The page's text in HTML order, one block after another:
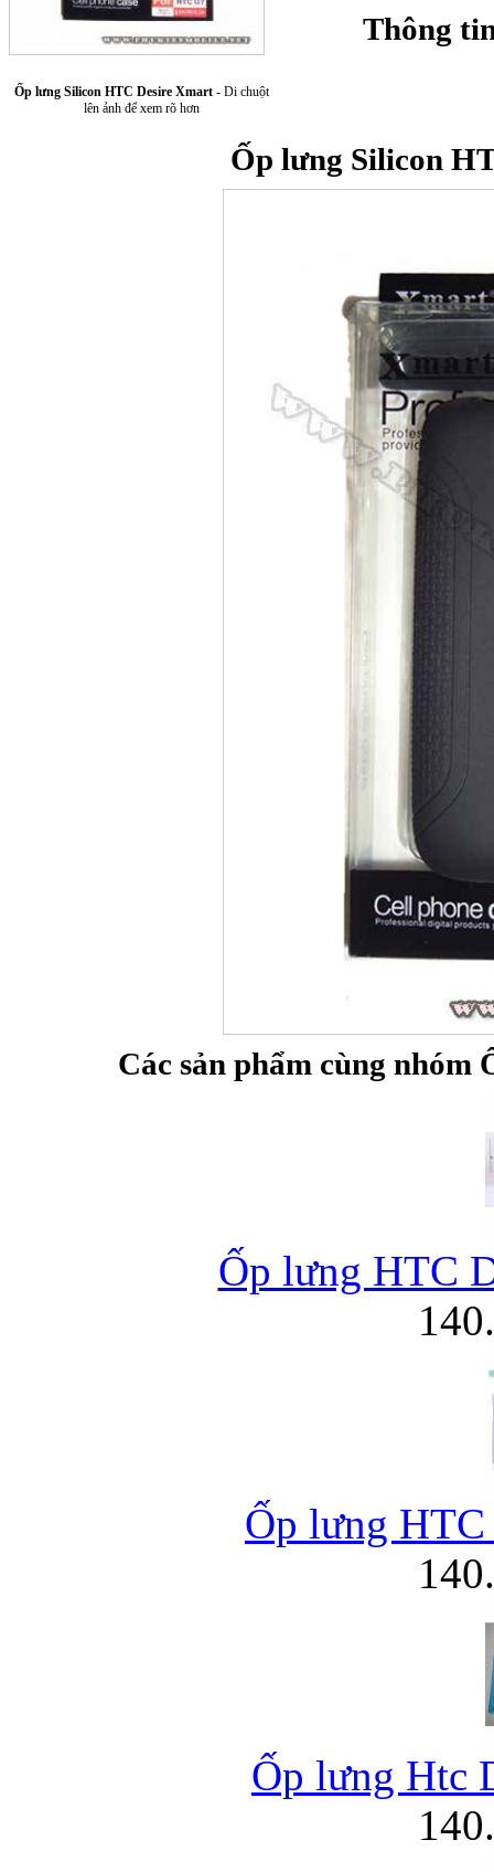
Ốp lưng Sony
Bao da samsung
Bao da Samsung
Ốp lưng iPhone
Bao da iPhone 5
Túi đựng
Bao da Samsung
Ốp lưng Silicon HTC Desire Xmart- Di chuột
lên ảnh để xem rõ hơn
Thông
Ốp lưng Silicon
Các sản phẩm cùng
Ốp lưng HTC
Ốp lưng
Ốp lưng Htc